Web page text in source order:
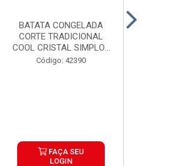
BATATA CONGELADA
CORTE TRADICIONAL
COOL CRISTAL SIMPLOT
CAIX...
Código: 42390
FAÇA SEU
LOGIN